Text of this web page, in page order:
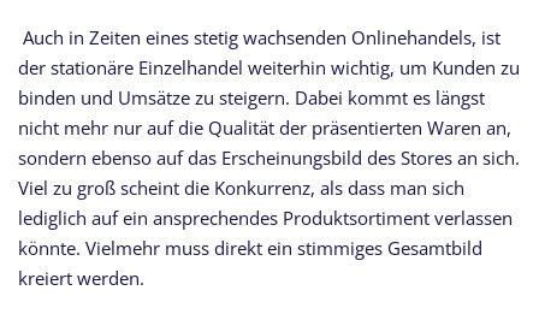
Auch in Zeiten eines stetig wachsenden Onlinehandels, ist
der stationäre Einzelhandel weiterhin wichtig, um Kunden zu
binden und Umsätze zu steigern. Dabei kommt es längst
nicht mehr nur auf die Qualität der präsentierten Waren an,
sondern ebenso auf das Erscheinungsbild des Stores an sich.
Viel zu groß scheint die Konkurrenz, als dass man sich
lediglich auf ein ansprechendes Produktsortiment verlassen
könnte. Vielmehr muss direkt ein stimmiges Gesamtbild
kreiert werden.